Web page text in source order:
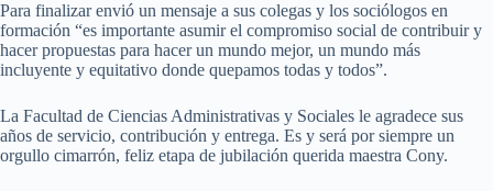
Para finalizar envió un mensaje a sus colegas y los sociólogos en
formación “es importante asumir el compromiso social de contribuir y
hacer propuestas para hacer un mundo mejor, un mundo más
incluyente y equitativo donde quepamos todas y todos”.
La Facultad de Ciencias Administrativas y Sociales le agradece sus
años de servicio, contribución y entrega. Es y será por siempre un
orgullo cimarrón, feliz etapa de jubilación querida maestra Cony.